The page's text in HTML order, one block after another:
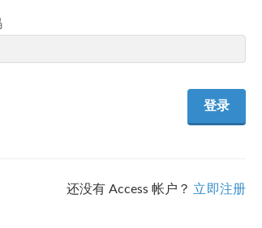
还没有 Access 帐户？ 立即注册